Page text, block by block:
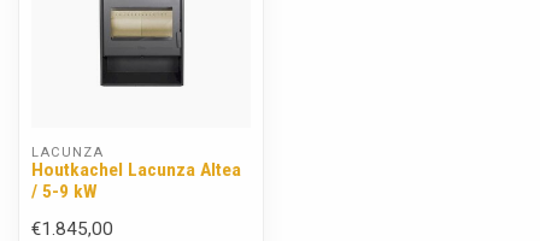
LACUNZA
Houtkachel Lacunza Altea
/ 5-9 kW
€1.845,00